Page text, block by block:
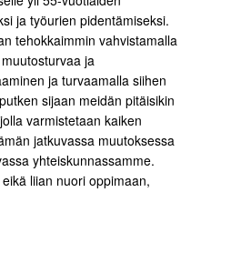
ja työurien pidentämiseksi.
tehokkaimmin vahvistamalla
ja
ja turvaamalla siihen
sijaan meidän pitäisikin
varmistetaan kaiken
jatkuvassa muutoksessa
yhteiskunnassamme.
liian nuori oppimaan,